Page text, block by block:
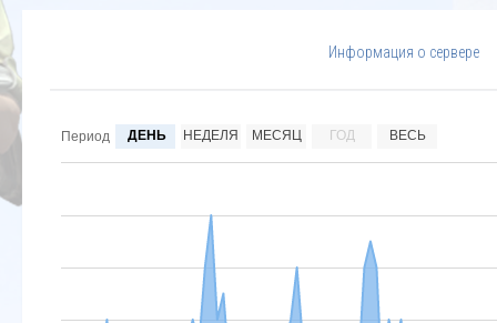
Информация о сервере
Период ДЕНЬ НЕДЕЛЯ МЕСЯЦ ГОД ВЕСЬ